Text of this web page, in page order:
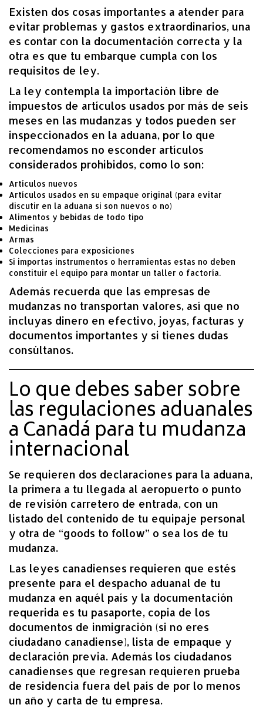
Existen dos cosas importantes a atender para
evitar problemas y gastos extraordinarios, una
es contar con la documentación correcta y la
otra es que tu embarque cumpla con los
requisitos de ley.
La ley contempla la importación libre de
impuestos de artículos usados por más de seis
meses en las mudanzas y todos pueden ser
inspeccionados en la aduana, por lo que
recomendamos no esconder artículos
considerados prohibidos, como lo son:
Artículos nuevos
Artículos usados en su empaque original (para evitar
discutir en la aduana si son nuevos o no)
Alimentos y bebidas de todo tipo
Medicinas
Armas
Colecciones para exposiciones
Si importas instrumentos o herramientas estas no deben
constituir el equipo para montar un taller o factoría.
Además recuerda que las empresas de
mudanzas no transportan valores, así que no
incluyas dinero en efectivo, joyas, facturas y
documentos importantes y si tienes dudas
consúltanos.
Lo que debes saber sobre
las regulaciones aduanales
a Canadá para tu mudanza
internacional
Se requieren dos declaraciones para la aduana,
la primera a tu llegada al aeropuerto o punto
de revisión carretero de entrada, con un
listado del contenido de tu equipaje personal
y otra de “goods to follow” o sea los de tu
mudanza.
Las leyes canadienses requieren que estés
presente para el despacho aduanal de tu
mudanza en aquél país y la documentación
requerida es tu pasaporte, copia de los
documentos de inmigración (si no eres
ciudadano canadiense), lista de empaque y
declaración previa. Además los ciudadanos
canadienses que regresan requieren prueba
de residencia fuera del país de por lo menos
un año y carta de tu empresa.